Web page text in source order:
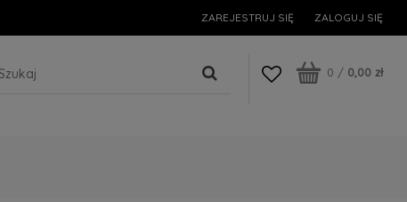
ZAREJESTRUJ SIĘ ZALOGUJ SIĘ
0 / 0,00 zł